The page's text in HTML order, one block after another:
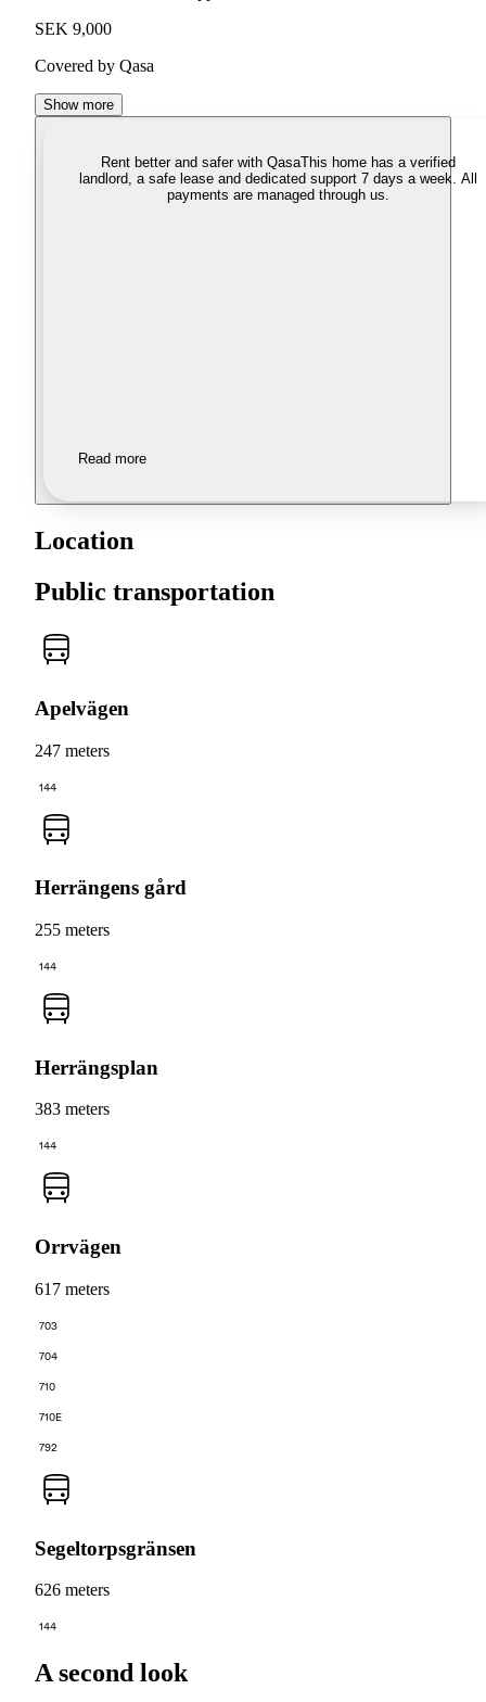
SEK 9,000
Covered by Qasa
Show more
Rent better and safer with QasaThis home has a verified
landlord, a safe lease and dedicated support 7 days a week. All
payments are managed through us.
Read more
Location
Public transportation
Apelvägen
247 meters
144
Herrängens gård
255 meters
144
Herrängsplan
383 meters
144
Orrvägen
617 meters
703
704
710
710E
792
Segeltorpsgränsen
626 meters
144
A second look